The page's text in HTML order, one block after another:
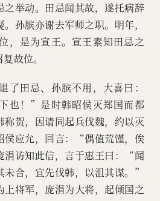
之举动。田忌闻其故，遂托病辞
孙膑亦谢去军师之职。明年，
，是为宣王。宣王素知田忌之
故位。
了田忌、孙膑不用，大喜曰：
也！”是时韩昭侯灭郑国而都
称贺，因请同起兵伐魏，约以灭
侯应允，回言：“偶值荒馑，俟
访知此信，言于惠王曰：“闻
合，宜先伐韩，以沮其谋。”
上将军，庞涓为大将，起倾国之